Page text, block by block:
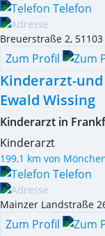
Telefon
Breuerstraße 2, 51103
Zum Profil
Kinderarzt-
Ewald Wissing
Kinderarzt in
Kinderarzt
199,1 km von
Telefon
Mainzer Landstraße
Zum Profil